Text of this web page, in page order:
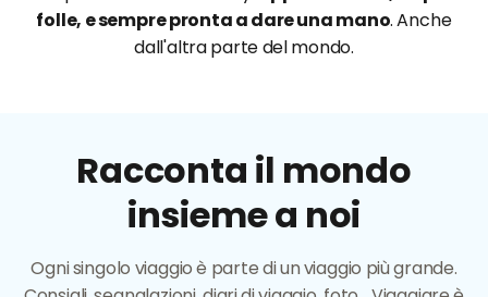
folle, e sempre pronta a dare una mano. Anche
dall'altra parte del mondo.
Racconta il mondo
insieme a noi
Ogni singolo viaggio è parte di un viaggio più grande.